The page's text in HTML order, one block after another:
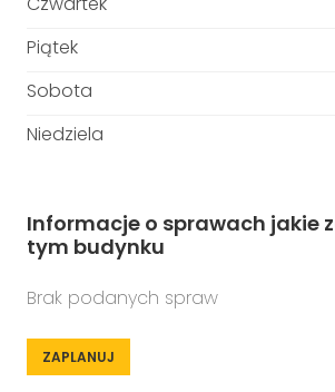
Piątek
Sobota
Niedziela
Informacje o sprawach jakie
tym budynku
Brak podanych spraw
ZAPLANUJ